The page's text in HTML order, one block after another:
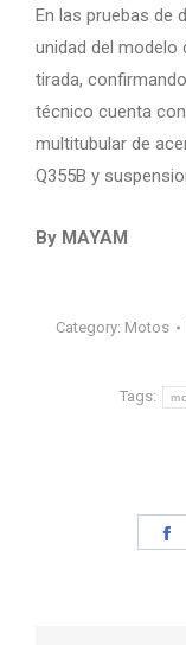
En las pruebas de
unidad del modelo
tirada,
técnico cuenta
multitubular de
Q355B y
By MAYAM
Category: Motos
Tags: